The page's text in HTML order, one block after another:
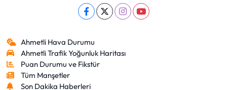
Ahmetli Hava Durumu
Ahmetli Trafik Yoğunluk Haritası
Puan Durumu ve Fikstür
Tüm Manşetler
Son Dakika Haberleri